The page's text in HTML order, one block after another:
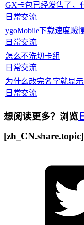
GX卡包已经发售了，
日常交流
ygoMobile下载速度贼
日常交流
怎么不洗切卡组
日常交流
为什么改完名字就显
日常交流
想阅读更多？浏览
[zh_CN.share.topic]